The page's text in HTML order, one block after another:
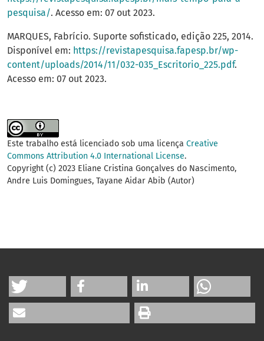
pesquisa/. Acesso em: 07 out 2023.
MARQUES, Fabrício. Suporte sofisticado, edição 225, 2014.
Disponível em: https://revistapesquisa.fapesp.br/wp-
content/uploads/2014/11/032-035_Escritorio_225.pdf.
Acesso em: 07 out 2023.
Este trabalho está licenciado sob uma licença Creative
Commons Attribution 4.0 International License.
Copyright (c) 2023 Eliane Cristina Gonçalves do Nascimento,
Andre Luis Domingues, Tayane Aidar Abib (Autor)